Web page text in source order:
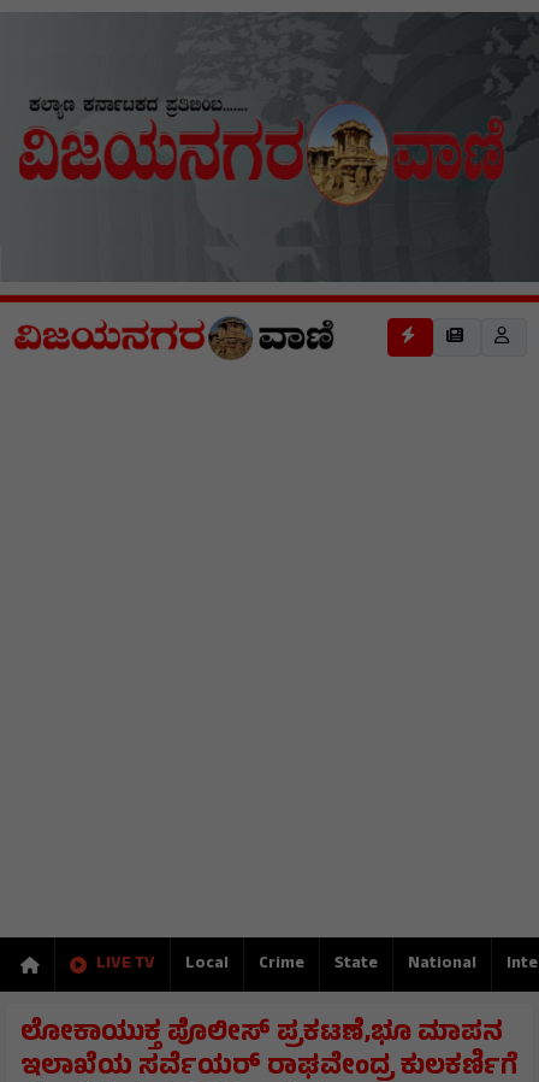
LIVE TV Local Crime State National
ಲೋಕಾಯುಕ್ತ ಪೊಲೀಸ್ ಪ್ರಕಟಣೆ,ಭೂ ಮಾಪನ
ಇಲಾಖೆಯ ಸರ್ವೆಯರ್ ರಾಘವೇಂದ್ರ ಕುಲಕರ್ಣಿಗೆ